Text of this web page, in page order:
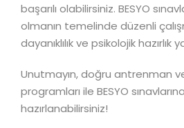
başarılı olabilirsiniz. BESYO
olmanın temelinde düzenli
dayanıklılık ve psikolojik hazırlık
Unutmayın, doğru antrenman
programları ile BESYO
hazırlanabilirsiniz!